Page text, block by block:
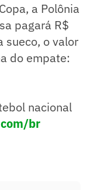
a Polônia
pagará R$
sueco, o valor
do empate:
nacional
br